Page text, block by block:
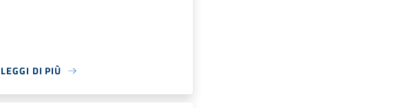
LEGGI DI PIÙ